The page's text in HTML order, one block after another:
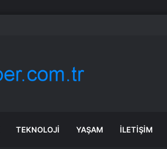
TEKNOLOJI YAŞAM İLETIŞIM